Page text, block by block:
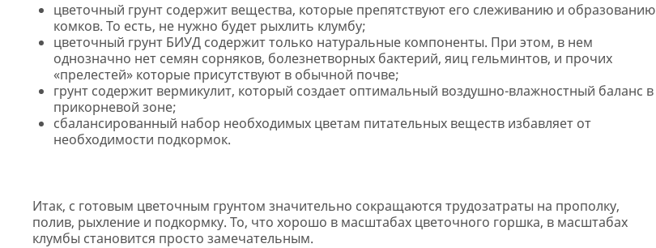
цветочный грунт содержит вещества, которые препятствуют его слеживанию и образованию
комков. То есть, не нужно будет рыхлить клумбу;
цветочный грунт БИУД содержит только натуральные компоненты. При этом, в нем
однозначно нет семян сорняков, болезнетворных бактерий, яиц гельминтов, и прочих
«прелестей» которые присутствуют в обычной почве;
грунт содержит вермикулит, который создает оптимальный воздушно-влажностный баланс в
прикорневой зоне;
сбалансированный набор необходимых цветам питательных веществ избавляет от
необходимости подкормок.
Итак, с готовым цветочным грунтом значительно сокращаются трудозатраты на прополку,
полив, рыхление и подкормку. То, что хорошо в масштабах цветочного горшка, в масштабах
клумбы становится просто замечательным.